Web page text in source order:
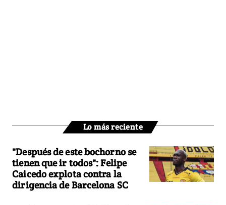
Lo más reciente
"Después de este bochorno se
tienen que ir todos": Felipe
Caicedo explota contra la
dirigencia de Barcelona SC